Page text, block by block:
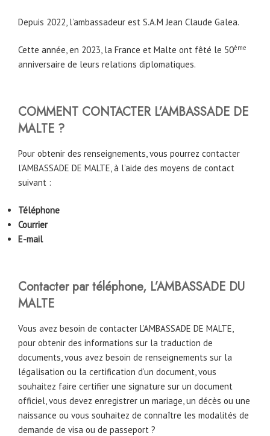
Depuis 2022, l’ambassadeur est S.A.M Jean Claude Galea.
Cette année, en 2023, la France et Malte ont fêté le 50ème
anniversaire de leurs relations diplomatiques.
COMMENT CONTACTER L’AMBASSADE DE
MALTE ?
Pour obtenir des renseignements, vous pourrez contacter
l’AMBASSADE DE MALTE, à l’aide des moyens de contact
suivant :
Téléphone
Courrier
E-mail
Contacter par téléphone, L’AMBASSADE DU
MALTE
Vous avez besoin de contacter L’AMBASSADE DE MALTE,
pour obtenir des informations sur la traduction de
documents, vous avez besoin de renseignements sur la
légalisation ou la certification d’un document, vous
souhaitez faire certifier une signature sur un document
officiel, vous devez enregistrer un mariage, un décès ou une
naissance ou vous souhaitez de connaître les modalités de
demande de visa ou de passeport ?